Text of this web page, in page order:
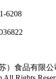
6208
）食品有限公